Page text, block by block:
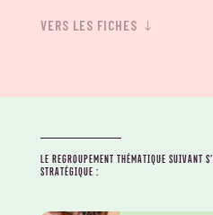
VERS LES FICHES
LE REGROUPEMENT THÉMATIQUE SUIVANT
STRATÉGIQUE :